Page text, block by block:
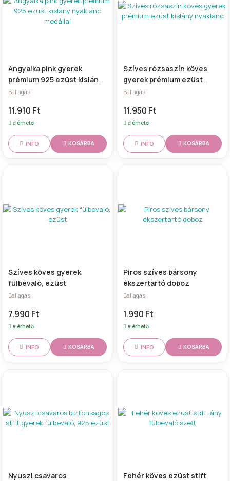
Angyalka pink gyerek
prémium 925 ezüst kislány
nyaklánc medállal
Ballagás
11.910 Ft
elérhető
INFO KOSÁRBA
Szíves rózsaszín köves
gyerek prémium ezüst
kislány nyaklánc
Ballagás
11.950 Ft
elérhető
INFO KOSÁRBA
Szíves köves gyerek
fülbevaló, ezüst
Ballagás
7.990 Ft
elérhető
INFO KOSÁRBA
Piros szíves bársony
ékszertartó doboz
Ballagás
1.990 Ft
elérhető
INFO KOSÁRBA
Nyuszi csavaros
Fehér köves ezüst stift